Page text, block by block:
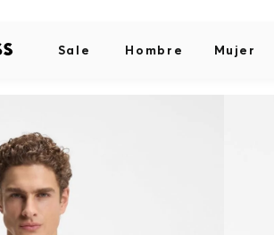
Sale Hombre Mujer